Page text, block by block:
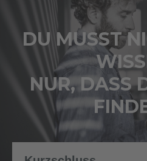
DU MUSST
NUR, DASS